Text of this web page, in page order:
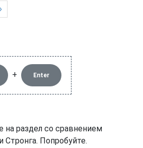
›
+ Enter
раздел со сравнением
Попробуйте.